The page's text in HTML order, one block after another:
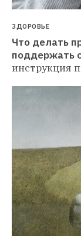
ЗДОРОВЬЕ
Что делать
поддержать
инструкция